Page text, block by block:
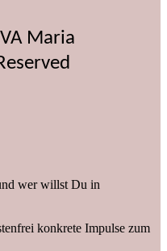
Maria
wer willst Du in
konkrete Impulse zum